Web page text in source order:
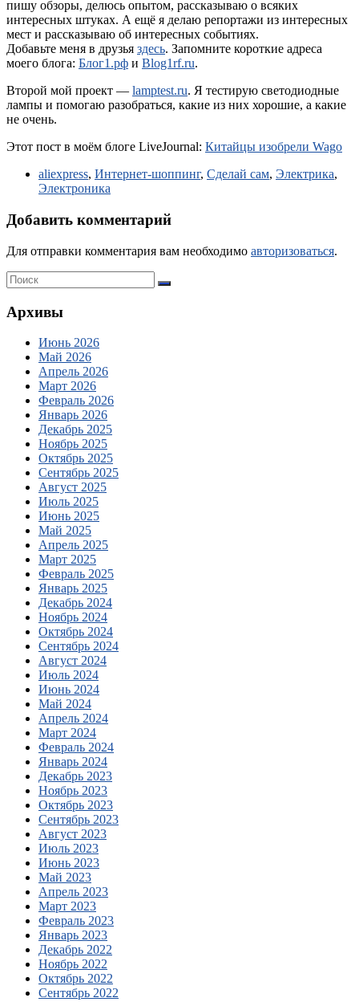
пишу обзоры, делюсь опытом, рассказываю о всяких
интересных штуках. А ещё я делаю репортажи из интересных
мест и рассказываю об интересных событиях.
Добавьте меня в друзья здесь. Запомните короткие адреса
моего блога: Блог1.рф и Blog1rf.ru.
Второй мой проект — lamptest.ru. Я тестирую светодиодные
лампы и помогаю разобраться, какие из них хорошие, а какие
не очень.
Этот пост в моём блоге LiveJournal: Китайцы изобрели Wago
aliexpress, Интернет-шоппинг, Сделай сам, Электрика,
Электроника
Добавить комментарий
Для отправки комментария вам необходимо авторизоваться.
Архивы
Июнь 2026
Май 2026
Апрель 2026
Март 2026
Февраль 2026
Январь 2026
Декабрь 2025
Ноябрь 2025
Октябрь 2025
Сентябрь 2025
Август 2025
Июль 2025
Июнь 2025
Май 2025
Апрель 2025
Март 2025
Февраль 2025
Январь 2025
Декабрь 2024
Ноябрь 2024
Октябрь 2024
Сентябрь 2024
Август 2024
Июль 2024
Июнь 2024
Май 2024
Апрель 2024
Март 2024
Февраль 2024
Январь 2024
Декабрь 2023
Ноябрь 2023
Октябрь 2023
Сентябрь 2023
Август 2023
Июль 2023
Июнь 2023
Май 2023
Апрель 2023
Март 2023
Февраль 2023
Январь 2023
Декабрь 2022
Ноябрь 2022
Октябрь 2022
Сентябрь 2022